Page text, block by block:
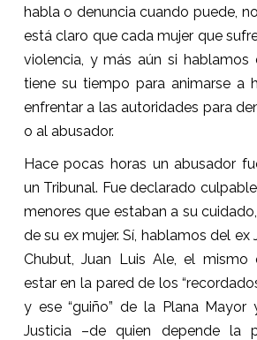
habla o denuncia cuando puede,
está claro que cada mujer que
violencia, y más aún si hablamos
tiene su tiempo para animarse a
enfrentar a las autoridades para
o al abusador.
Hace pocas horas un abusador
un Tribunal. Fue declarado
menores que estaban a su
de su ex mujer. Sí, hablamos del ex
Chubut, Juan Luis Ale, el
estar en la pared de los
y ese “guiño” de la Plana Mayor
Justicia –de quien depende la